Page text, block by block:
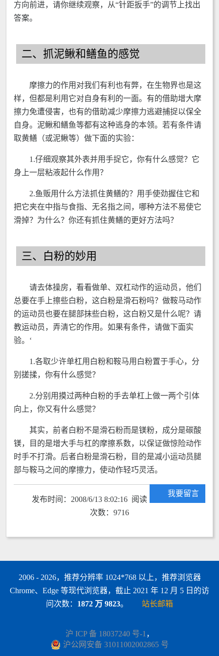
方向前进，请你继续观察，从“针距扳手”的调节上找出
答案。
二、抓泥鳅和鳝鱼的感觉
摩擦力的作用对我们有利也有弊，在生物界也是这
样，但都是利用它对自身有利的一面。有的借助增大摩
擦力免遭侵害，也有的借助减少摩擦力逃避捕捉以保全
自身。泥鳅和鳝鱼等都有这种逃身的本领。若有条件请
取黄鳝（或泥鳅等）做下面的实验：
1.仔细观察其外表并用手捉它，你有什么感觉？它
身上一层粘液起什么作用？
2.鱼贩用什么方法抓住黄鳝的？用手使劲握住它和
把它夹在中指与食指、无名指之间，哪种方法不易使它
滑掉？为什么？你还有抓住黄鳝的更好方法吗？
三、白粉的妙用
请去体操房，看看做单、双杠动作的运动员，他们
总要在手上擦些白粉，这白粉是滑石粉吗？做鞍马动作
的运动员也要在腿部抹些白粉，这白粉又是什么呢？请
教运动员，弄清它的作用。如果有条件，请做下面实
验。‘
1.各取少许单杠用白粉和鞍马用白粉置于手心，分
别搓揉，你有什么感觉？
2.分别用摸过两种白粉的手去单杠上做一两个引体
向上，你又有什么感觉？
其实，前者白粉不是滑石粉而是镁粉，成分是碳酸
镁，目的是增大手与杠的摩擦系数，以保证做惊险动作
时手不打滑。后者白粉是滑石粉，目的是减小运动员腿
部与鞍马之间的摩擦力，使动作轻巧灵活。
我要留言
发布时间：2008/6/13 8:02:16 阅读
次数：9716
2006 - 2026，推荐分辨率 1024*768 以上，推荐浏览器
Chrome、Edge 等现代浏览器，截止 2021 年 12 月 5 日的访
问次数： 1872 万 9823。 站长邮箱
沪 ICP 备 18037240 号-1 ，
沪公网安备 31011002002865 号